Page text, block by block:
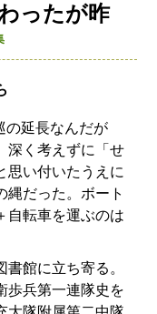
ったが昨
の延長なんだが
深く考えずに「せ
思い付いたうえに
縄だった。ボート
自転車を運ぶのは
館に立ち寄る。
歩兵第一連隊史を